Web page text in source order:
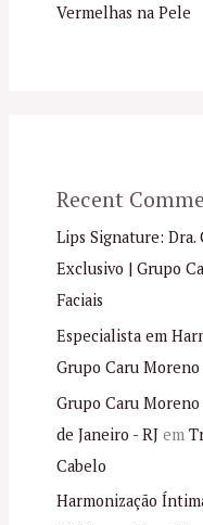
Vermelhas na Pele
Recent
Lips Signature:
Exclusivo | Grupo
Faciais
Especialista em
Grupo Caru Moreno
Grupo Caru
de Janeiro - RJem
Cabelo
Harmonização